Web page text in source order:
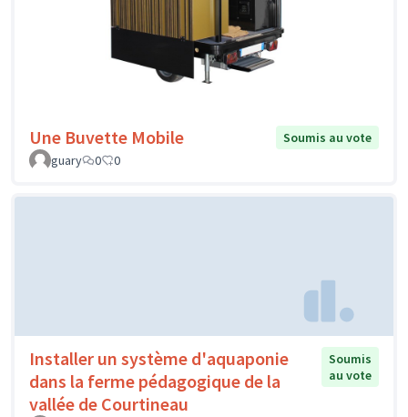
Une Buvette Mobile
Soumis au vote
guary
0 0
Installer un système d'aquaponie
dans la ferme pédagogique de la
vallée de Courtineau
Soumis
au vote